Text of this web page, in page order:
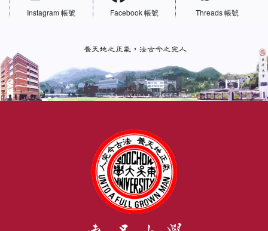
Instagram 帳號
Facebook 帳號
Threads 帳號